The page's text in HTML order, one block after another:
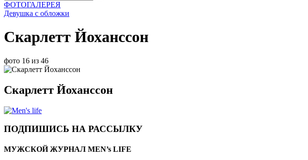
ФОТОГАЛЕРЕЯ
Девушка с обложки
Скарлетт Йоханссон
фото 16 из 46
Скарлетт Йоханссон
ПОДПИШИСЬ НА РАССЫЛКУ
МУЖСКОЙ ЖУРНАЛ MEN’s LIFE